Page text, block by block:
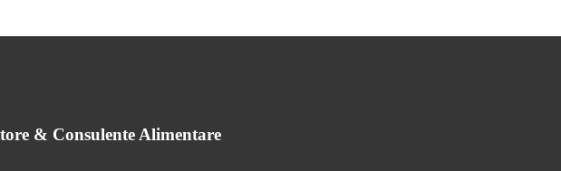
& Consulente Alimentare